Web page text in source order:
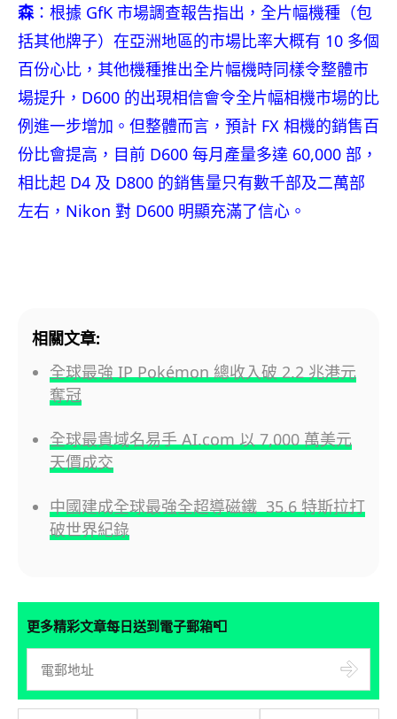
森：根據 GfK 市場調查報告指出，全片幅機種（包
括其他牌子）在亞洲地區的市場比率大概有 10 多個
百份心比，其他機種推出全片幅機時同樣令整體市
場提升，D600 的出現相信會令全片幅相機市場的比
例進一步增加。但整體而言，預計 FX 相機的銷售百
份比會提高，目前 D600 每月產量多達 60,000 部，
相比起 D4 及 D800 的銷售量只有數千部及二萬部
左右，Nikon 對 D600 明顯充滿了信心。
相關文章:
全球最強 IP Pokémon 總收入破 2.2 兆港元
奪冠
全球最貴域名易手 AI.com 以 7,000 萬美元
天價成交
中國建成全球最強全超導磁鐵 35.6 特斯拉打
破世界紀錄
更多精彩文章每日送到電子郵箱📮